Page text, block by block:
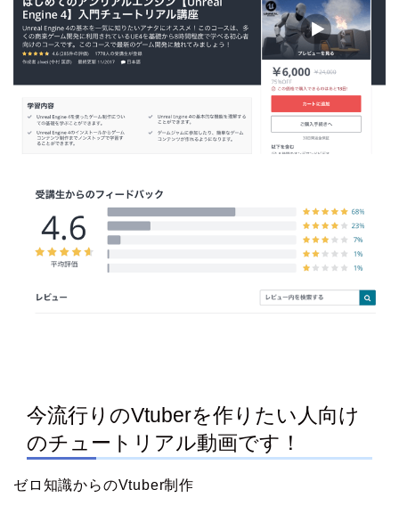
今流行りのVtuberを作りたい人向け
のチュートリアル動画です！
ゼロ知識からのVtuber制作